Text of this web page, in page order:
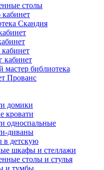
столы
кабинет
Скандия
кабинет
мастер библиотека
Прованс
домики
кровати
односпальные
диваны
детскую
шкафы и стеллажи
столы и стулья
и тумбы